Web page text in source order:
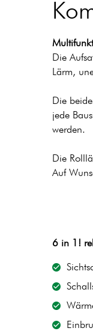
Die
Lärm,
Die
jede
werden.
Die
Auf
6 in 1!